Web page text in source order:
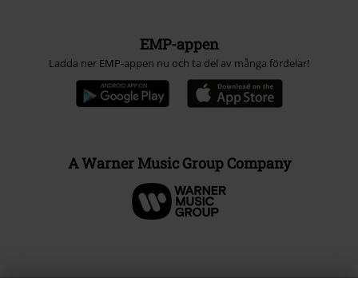
EMP-appen
Ladda ner EMP-appen nu och ta del av många fördelar!
A Warner Music Group Company